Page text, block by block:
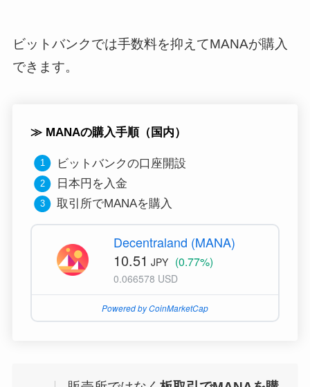
ビットバンクでは手数料を抑えてMANAが購入
できます。
≫ MANAの購入手順（国内）
ビットバンクの口座開設
日本円を入金
取引所でMANAを購入
Decentraland (MANA)
10.51 JPY (0.77%)
0.066578 USD
Powered by CoinMarketCap